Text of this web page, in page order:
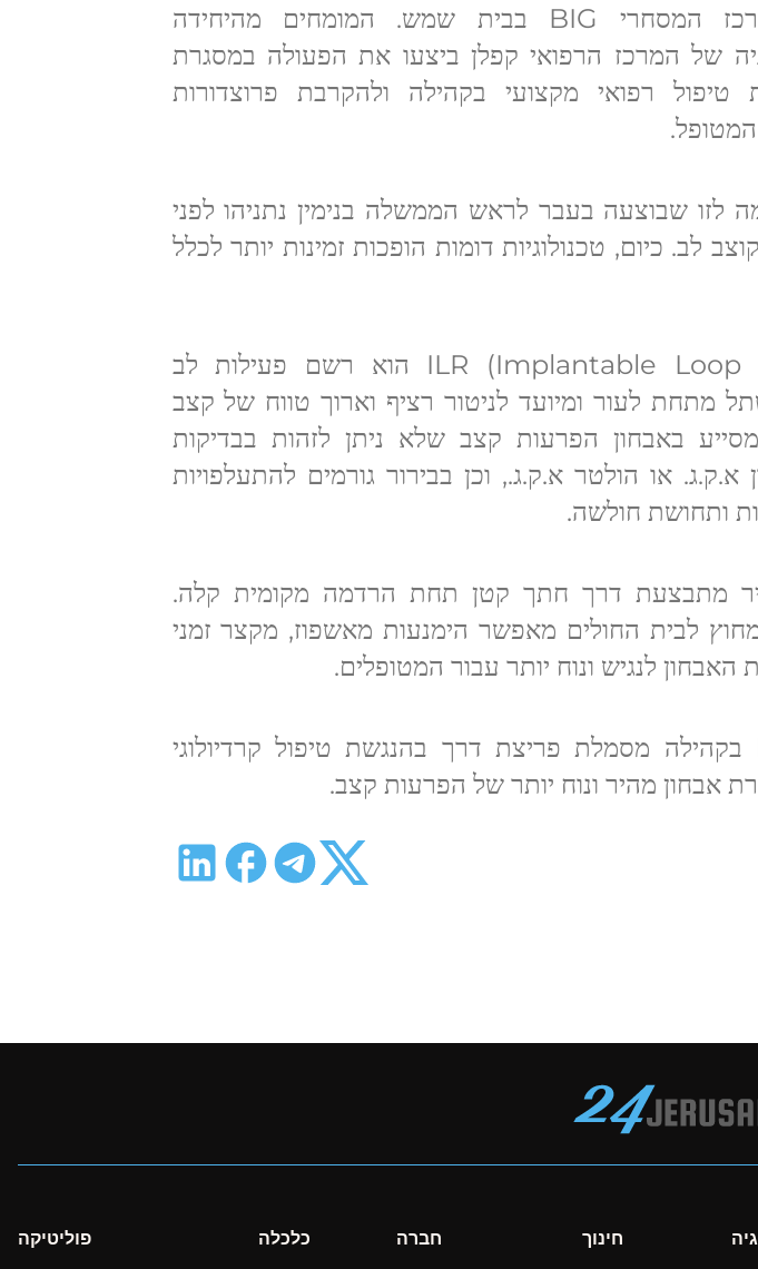
המרפאה שבמרכז המסחרי BIG בבית שמש. המומחים מהיחידה
של המרכז הרפואי קפלן ביצעו את הפעולה במסגרת
טיפול רפואי מקצועי בקהילה ולהקרבת פרוצדורות
לזו שבוצעה בעבר לראש הממשלה בנימין נתניהו לפני
לב. כיום, טכנולוגיות דומות הופכות זמינות יותר לכלל
ה-ILR (Implantable Loop Recorder) הוא רשם פעילות לב
מתחת לעור ומיועד לניטור רציף וארוך טווח של קצב
באבחון הפרעות קצב שלא ניתן לזהות בבדיקות
א.ק.ג. או הולטר א.ק.ג., וכן בבירור גורמים להתעלפויות
ותחושת חולשה.
מתבצעת דרך חתך קטן תחת הרדמה מקומית קלה.
לבית החולים מאפשר הימנעות מאשפוז, מקצר זמני
לנגיש ונוח יותר עבור המטופלים.
השתלת ה-ILR בקהילה מסמלת פריצת דרך בהנגשת טיפול קרדיולוגי
אבחון מהיר ונוח יותר של הפרעות קצב.
פוליטיקה כלכלה חברה חינוך